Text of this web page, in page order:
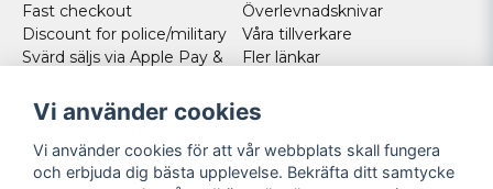
Fast checkout
Discount for police/military
Svärd säljs via Apple Pay &
Norweigan customers
Cookies
Överlevnadsknivar
Våra tillverkare
Fler länkar
FOLLOW US
Vi använder cookies
Vi använder cookies för att vår webbplats skall fungera
och erbjuda dig bästa upplevelse. Bekräfta ditt samtycke